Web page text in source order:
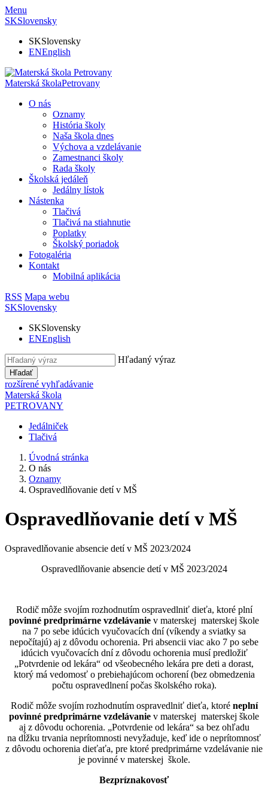
Menu
SKSlovensky
SKSlovensky
ENEnglish
Materská školaPetrovany
O nás
Oznamy
História školy
Naša škola dnes
Výchova a vzdelávanie
Zamestnanci školy
Rada školy
Školská jedáleň
Jedálny lístok
Nástenka
Tlačivá
Tlačivá na stiahnutie
Poplatky
Školský poriadok
Fotogaléria
Kontakt
Mobilná aplikácia
RSS Mapa webu
SKSlovensky
SKSlovensky
ENEnglish
Hľadaný výraz
Hľadať
rozšírené vyhľadávanie
Materská škola
PETROVANY
Jedálniček
Tlačivá
Úvodná stránka
O nás
Oznamy
Ospravedlňovanie detí v MŠ
Ospravedlňovanie detí v MŠ
Ospravedlňovanie absencie detí v MŠ 2023/2024
Ospravedlňovanie absencie detí v MŠ 2023/2024
Rodič môže svojím rozhodnutím ospravedlniť dieťa, ktoré plní
povinné predprimárne vzdelávanie v materskej materskej škole
na 7 po sebe idúcich vyučovacích dní (víkendy a sviatky sa
nepočítajú) aj z dôvodu ochorenia. Pri absencii viac ako 7 po sebe
idúcich vyučovacích dní z dôvodu ochorenia musí predložiť
„Potvrdenie od lekára“ od všeobecného lekára pre deti a dorast,
ktorý má vedomosť o prebiehajúcom ochorení (bez obmedzenia
počtu ospravedlnení počas školského roka).
Rodič môže svojím rozhodnutím ospravedlniť dieťa, ktoré neplní
povinné predprimárne vzdelávanie v materskej materskej škole
aj z dôvodu ochorenia. „Potvrdenie od lekára“ sa bez ohľadu
na dĺžku trvania neprítomnosti nevyžaduje, keď ide o neprítomnosť
z dôvodu ochorenia dieťaťa, pre ktoré predprimárne vzdelávanie nie
je povinné v materskej škole.
Bezpríznakovosť